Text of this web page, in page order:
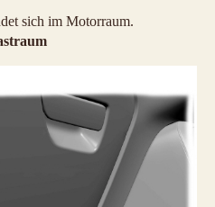
sich im Motorraum.